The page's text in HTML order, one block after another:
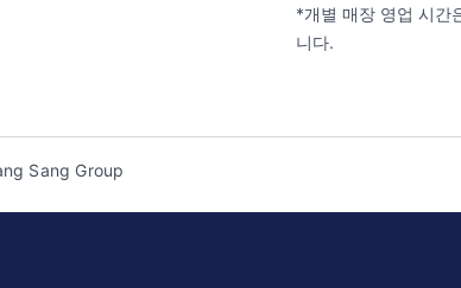
*개별 매장 영업 시간
니다.
Sang Group